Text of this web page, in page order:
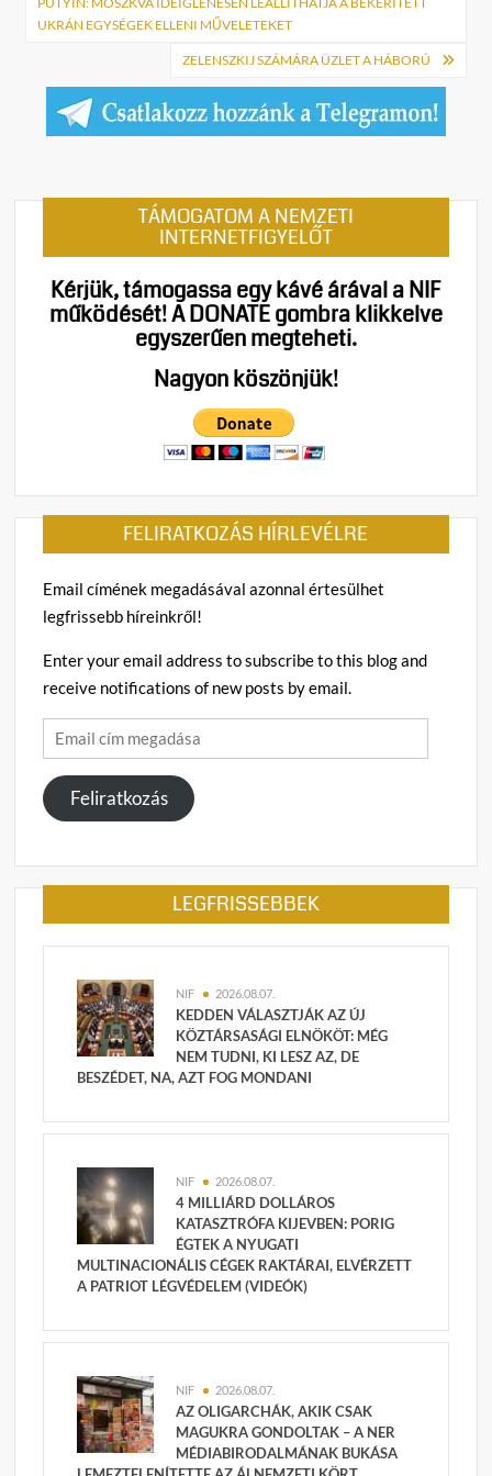
navigáció
UKRÁN EGYSÉGEK ELLENI MŰVELETEKET
ZELENSZKIJ SZÁMÁRA ÜZLET A HÁBORÚ
TÁMOGATOM A NEMZETI
INTERNETFIGYELŐT
Kérjük, támogassa egy kávé árával a NIF
működését!A DONATE gombra klikkelve
egyszerűen megteheti.
Nagyon köszönjük!
FELIRATKOZÁS HÍRLEVÉLRE
Email címének megadásával azonnal értesülhet
legfrissebb híreinkről!
Enter your email address to subscribe to this blog and
receive notifications of new posts by email.
Email
cím
megadása
Feliratkozás
LEGFRISSEBBEK
NIF 2026.08.07.
KEDDEN VÁLASZTJÁK AZ ÚJ
KÖZTÁRSASÁGI ELNÖKÖT: MÉG
NEM TUDNI, KI LESZ AZ, DE
BESZÉDET, NA, AZT FOG MONDANI
NIF 2026.08.07.
4 MILLIÁRD DOLLÁROS
KATASZTRÓFA KIJEVBEN: PORIG
ÉGTEK A NYUGATI
MULTINACIONÁLIS CÉGEK RAKTÁRAI, ELVÉRZETT
A PATRIOT LÉGVÉDELEM (VIDEÓK)
NIF 2026.08.07.
AZ OLIGARCHÁK, AKIK CSAK
MAGUKRA GONDOLTAK – A NER
MÉDIABIRODALMÁNAK BUKÁSA